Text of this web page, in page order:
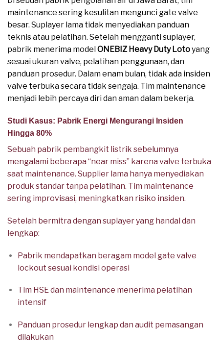
maintenance sering kesulitan mengunci gate valve
besar. Suplayer lama tidak menyediakan panduan
teknis atau pelatihan. Setelah mengganti suplayer,
pabrik menerima modelONEBIZ Heavy Duty Lotoyang
sesuai ukuran valve, pelatihan penggunaan, dan
panduan prosedur. Dalam enam bulan, tidak ada insiden
valve terbuka secara tidak sengaja. Tim maintenance
menjadi lebih percaya diri dan aman dalam bekerja.
Studi Kasus: Pabrik Energi Mengurangi Insiden
Hingga 80%
Sebuah pabrik pembangkit listrik sebelumnya
mengalami beberapa “near miss” karena valve terbuka
saat maintenance. Supplier lama hanya menyediakan
produk standar tanpa pelatihan. Tim maintenance
sering improvisasi, meningkatkan risiko insiden.
Setelah bermitra dengan suplayer yang handal dan
lengkap:
Pabrik mendapatkan beragam model gate valve
lockout sesuai kondisi operasi
Tim HSE dan maintenance menerima pelatihan
intensif
Panduan prosedur lengkap dan audit pemasangan
dilakukan